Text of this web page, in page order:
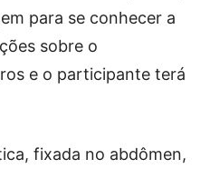
para se conhecer a
sobre o
e o participante terá
fixada no abdômen,